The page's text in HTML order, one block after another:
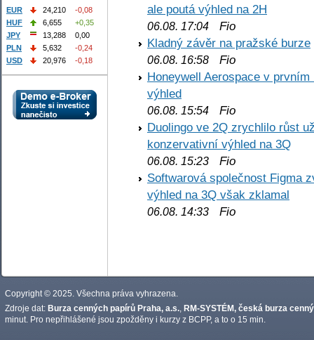
ale poutá výhled na 2H
06.08. 17:04 Fio
Kladný závěr na pražské burze
06.08. 16:58 Fio
Honeywell Aerospace v
výhled
06.08. 15:54 Fio
Duolingo ve 2Q zrychlilo růst
konzervativní výhled na 3Q
06.08. 15:23 Fio
Softwarová společnost Figma
výhled na 3Q však zklamal
06.08. 14:33 Fio
EUR 24,210
-0,08
HUF
6,655
+0,35
JPY
13,288
0,00
PLN
5,632
-0,24
USD
20,976 -0,18
Copyright © 2025. Všechna práva vyhrazena.
Zdroje dat: Burza cenných papírů Praha, a.s. RM-SYSTÉM, česká burza
minut. Pro nepřihlášené jsou zpožděny i kurzy z BCPP, a to o 15 min.